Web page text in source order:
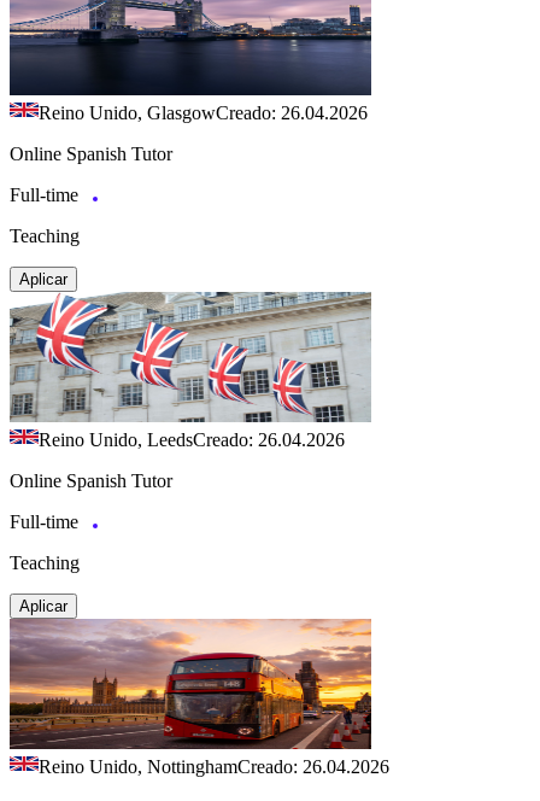
Reino Unido, GlasgowCreado: 26.04.2026
Online Spanish Tutor
Full-time
Teaching
Aplicar
Reino Unido, LeedsCreado: 26.04.2026
Online Spanish Tutor
Full-time
Teaching
Aplicar
Reino Unido, NottinghamCreado: 26.04.2026